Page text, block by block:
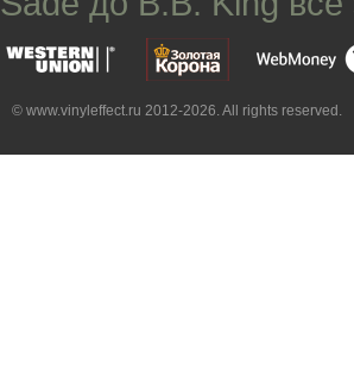
© www.vinyleffect.ru 2012-2026. All rights reserved.